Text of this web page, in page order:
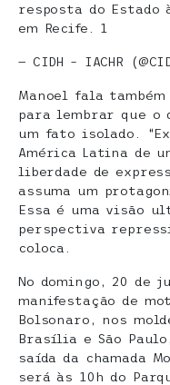
resposta do Estado
em Recife. 1
— CIDH – IACHR
Manoel fala
para lembrar que o
um fato isolado.
América Latina de
liberdade de
assuma um
Essa é uma visão
perspectiva
coloca.
No domingo, 20 de
manifestação de
Bolsonaro, nos
Brasília e São
saída da chamada
será às 10h do